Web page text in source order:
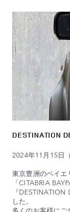
DESTINATION
2024年11月15日
東京豊洲のベイエ
「CITABRIA
『
した。
多くのお客様にご